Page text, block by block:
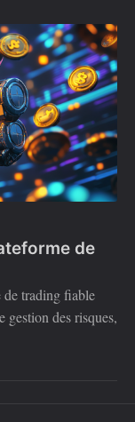
de
trading fiable
gestion des risques,